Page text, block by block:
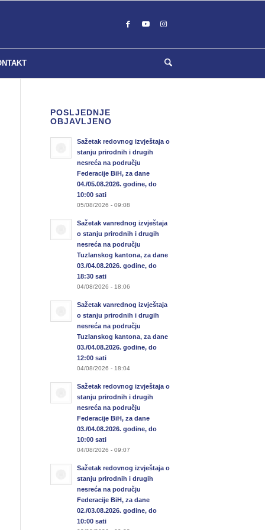
POSLJEDNJE
OBJAVLJENO
Sažetak redovnog izvještaja o
stanju prirodnih i drugih
nesreća na području
Federacije BiH, za dane
04./05.08.2026. godine, do
10:00 sati
05/08/2026 - 09:08
Sažetak vanrednog izvještaja
o stanju prirodnih i drugih
nesreća na području
Tuzlanskog kantona, za dane
03./04.08.2026. godine, do
18:30 sati
04/08/2026 - 18:06
Sažetak vanrednog izvještaja
o stanju prirodnih i drugih
nesreća na području
Tuzlanskog kantona, za dane
03./04.08.2026. godine, do
12:00 sati
04/08/2026 - 18:04
Sažetak redovnog izvještaja o
stanju prirodnih i drugih
nesreća na području
Federacije BiH, za dane
03./04.08.2026. godine, do
10:00 sati
04/08/2026 - 09:07
Sažetak redovnog izvještaja o
stanju prirodnih i drugih
nesreća na području
Federacije BiH, za dane
02./03.08.2026. godine, do
10:00 sati